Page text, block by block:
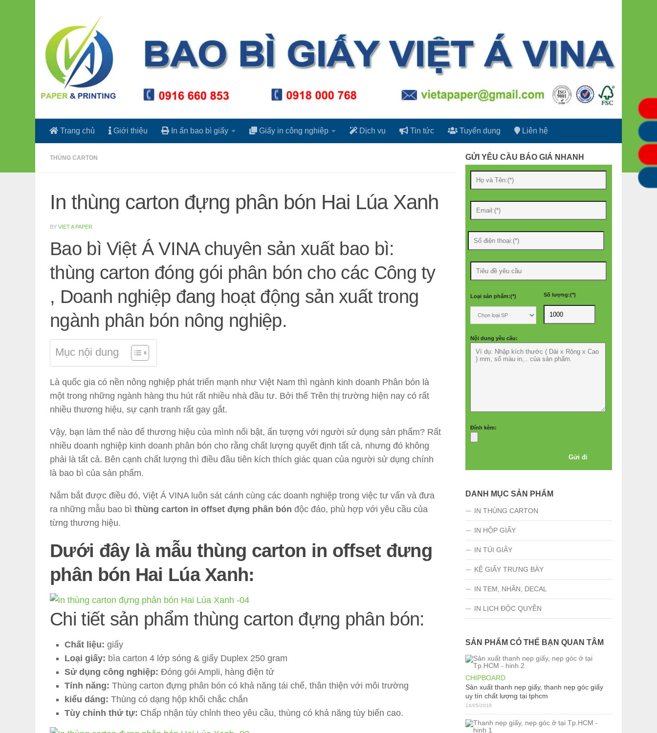
Trang chủ Giới thiệu In ấn bao bì giấy Giấy in công nghiệp Dịch vụ Tin tức Tuyển dụng Liên hệ
THÙNG CARTON
In thùng carton đựng phân bón Hai Lúa Xanh
BY VIET A PAPER
Bao bì Việt Á VINA chuyên sản xuất bao bì:
thùng carton đóng gói phân bón cho các Công ty
, Doanh nghiệp đang hoạt động sản xuất trong
ngành phân bón nông nghiệp.
Mục nội dung
Là quốc gia có nền nông nghiệp phát triển mạnh như Việt Nam thì ngành kinh doanh Phân bón là
một trong những ngành hàng thu hút rất nhiều nhà đầu tư. Bởi thế Trên thị trường hiện nay có rất
nhiều thương hiệu, sự cạnh tranh rất gay gắt.
Vậy, bạn làm thế nào để thương hiệu của mình nổi bật, ấn tượng với người sử dụng sản phẩm? Rất
nhiều doanh nghiệp kinh doanh phân bón cho rằng chất lượng quyết định tất cả, nhưng đó không
phải là tất cả. Bên cạnh chất lượng thì điều đầu tiên kích thích giác quan của người sử dụng chính
là bao bì của sản phẩm.
Nắm bắt được điều đó, Việt Á VINA luôn sát cánh cùng các doanh nghiệp trong việc tư vấn và đưa
ra những mẫu bao bì thùng carton in offset đựng phân bón độc đáo, phù hợp với yêu cầu của
từng thương hiệu.
Dưới đây là mẫu thùng carton in offset đưng
phân bón Hai Lúa Xanh:
Chi tiết sản phẩm thùng carton đựng phân bón:
Chất liệu: giấy
Loại giấy: bìa carton 4 lớp sóng & giấy Duplex 250 gram
Sử dụng công nghiệp: Đóng gói Ampli, hàng điện tử
Tính năng: Thùng carton đựng phân bón có khả năng tái chế, thân thiện với môi trường
kiểu dáng: Thùng có dạng hộp khối chắc chắn
Tùy chỉnh thứ tự: Chấp nhận tùy chỉnh theo yêu cầu, thùng có khả năng tùy biến cao.
GỬI YÊU CẦU BÁO GIÁ NHANH
Loại sản phẩm:(*) Số lượng:(*)
Nội dung yêu cầu:
Đính kèm:
DANH MỤC SẢN PHẨM
IN THÙNG CARTON
IN HỘP GIẤY
IN TÚI GIẤY
KỆ GIẤY TRƯNG BÀY
IN TEM, NHÃN, DECAL
IN LỊCH ĐỘC QUYỀN
SẢN PHẨM CÓ THỂ BẠN QUAN TÂM
CHIPBOARD
Sản xuất thanh nẹp giấy, thanh nẹp góc giấy
uy tín chất lượng tại tphcm
14/05/2018